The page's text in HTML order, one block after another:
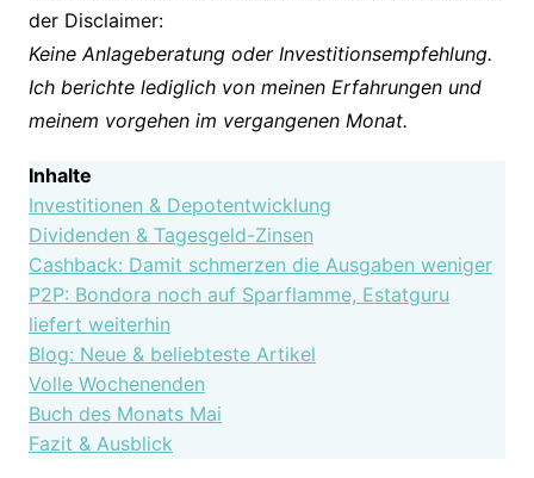
der Disclaimer:
Keine Anlageberatung oder Investitionsempfehlung.
Ich berichte lediglich von meinen Erfahrungen und
meinem vorgehen im vergangenen Monat.
Inhalte
Investitionen & Depotentwicklung
Dividenden & Tagesgeld-Zinsen
Cashback: Damit schmerzen die Ausgaben weniger
P2P: Bondora noch auf Sparflamme, Estatguru
liefert weiterhin
Blog: Neue & beliebteste Artikel
Volle Wochenenden
Buch des Monats Mai
Fazit & Ausblick